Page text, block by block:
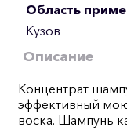
Область
Кузов
Описание
Концентрат
эффективный
воска. Шампунь